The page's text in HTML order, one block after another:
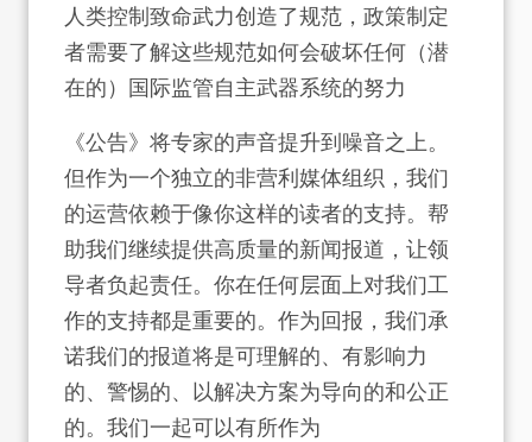
人类控制致命武力创造了规范，政策制定
者需要了解这些规范如何会破坏任何（潜
在的）国际监管自主武器系统的努力
《公告》将专家的声音提升到噪音之上。
但作为一个独立的非营利媒体组织，我们
的运营依赖于像你这样的读者的支持。帮
助我们继续提供高质量的新闻报道，让领
导者负起责任。你在任何层面上对我们工
作的支持都是重要的。作为回报，我们承
诺我们的报道将是可理解的、有影响力
的、警惕的、以解决方案为导向的和公正
的。我们一起可以有所作为